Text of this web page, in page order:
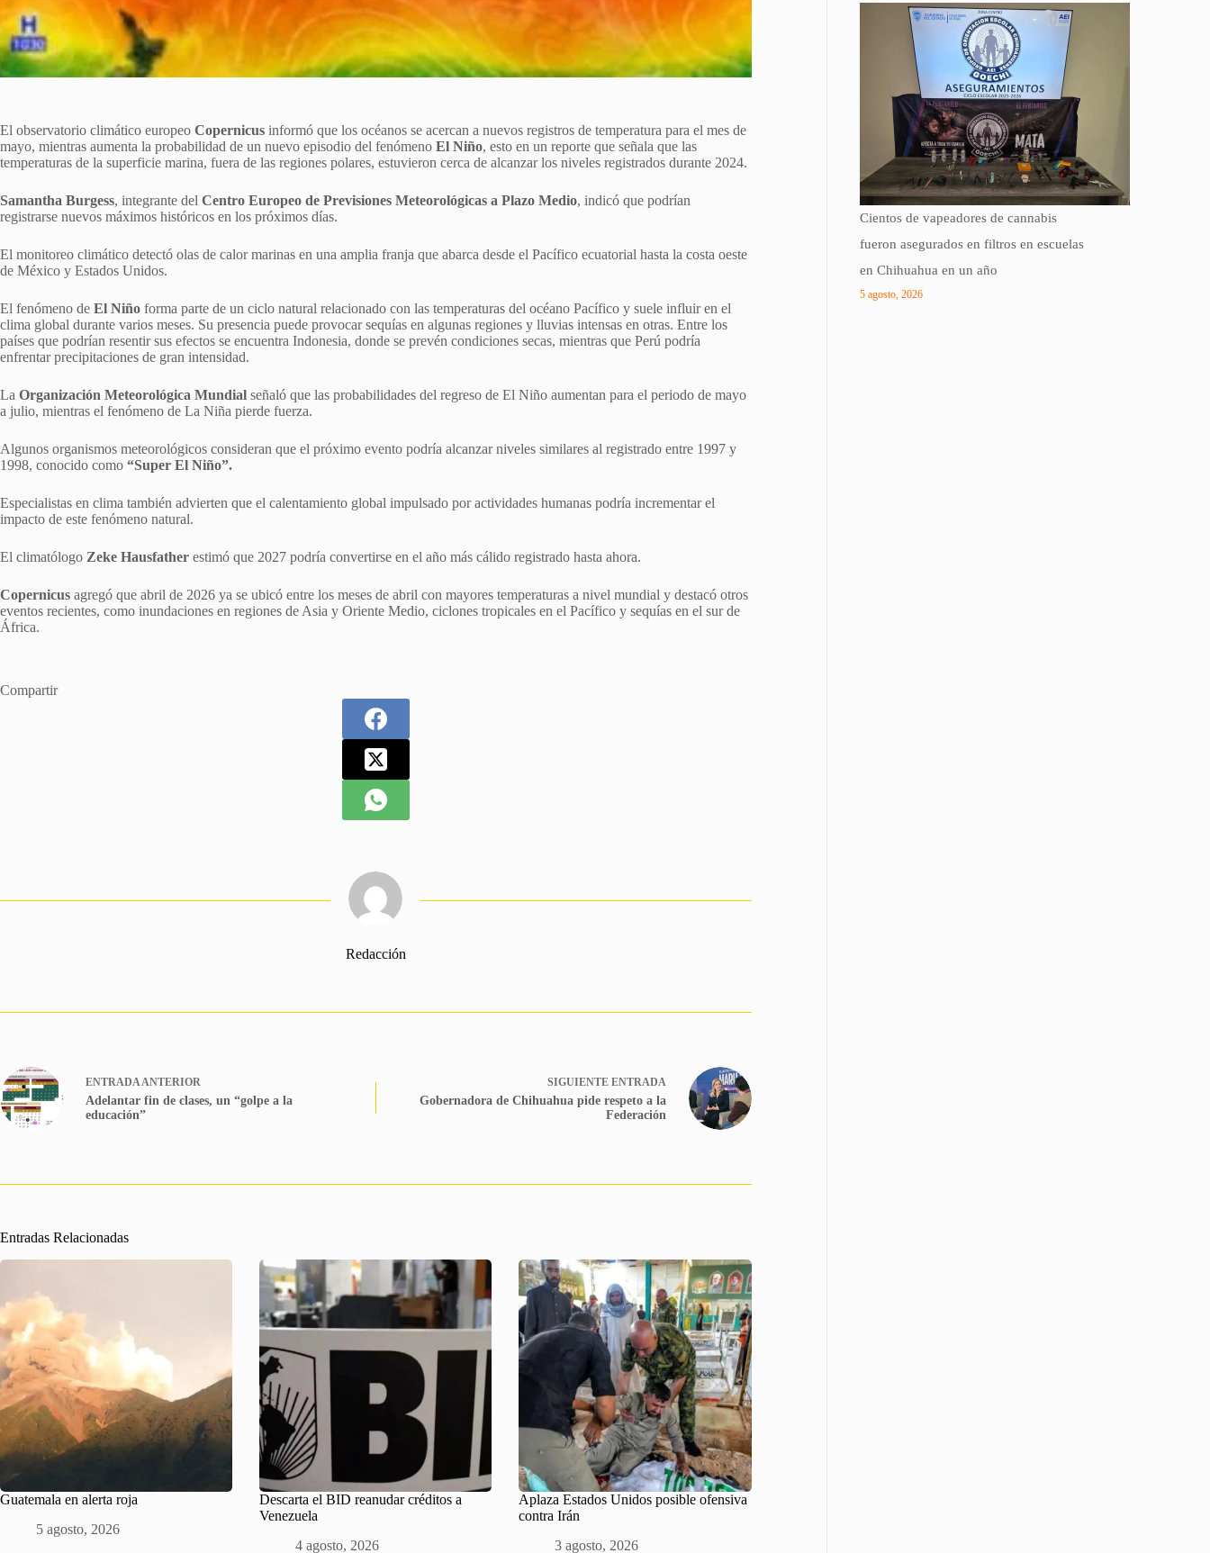
El observatorio climático europeo Copernicus informó que los océanos se acercan a nuevos registros de temperatura para el mes de
mayo, mientras aumenta la probabilidad de un nuevo episodio del fenómeno El Niño, esto en un reporte que señala que las
temperaturas de la superficie marina, fuera de las regiones polares, estuvieron cerca de alcanzar los niveles registrados durante 2024.
Samantha Burgess, integrante del Centro Europeo de Previsiones Meteorológicas a Plazo Medio, indicó que podrían
registrarse nuevos máximos históricos en los próximos días.
El monitoreo climático detectó olas de calor marinas en una amplia franja que abarca desde el Pacífico ecuatorial hasta la costa oeste
de México y Estados Unidos.
El fenómeno de El Niño forma parte de un ciclo natural relacionado con las temperaturas del océano Pacífico y suele influir en el
clima global durante varios meses. Su presencia puede provocar sequías en algunas regiones y lluvias intensas en otras. Entre los
países que podrían resentir sus efectos se encuentra Indonesia, donde se prevén condiciones secas, mientras que Perú podría
enfrentar precipitaciones de gran intensidad.
La Organización Meteorológica Mundial señaló que las probabilidades del regreso de El Niño aumentan para el periodo de mayo
a julio, mientras el fenómeno de La Niña pierde fuerza.
Algunos organismos meteorológicos consideran que el próximo evento podría alcanzar niveles similares al registrado entre 1997 y
1998, conocido como “Super El Niño”.
Especialistas en clima también advierten que el calentamiento global impulsado por actividades humanas podría incrementar el
impacto de este fenómeno natural.
El climatólogo Zeke Hausfather estimó que 2027 podría convertirse en el año más cálido registrado hasta ahora.
Copernicus agregó que abril de 2026 ya se ubicó entre los meses de abril con mayores temperaturas a nivel mundial y destacó otros
eventos recientes, como inundaciones en regiones de Asia y Oriente Medio, ciclones tropicales en el Pacífico y sequías en el sur de
África.
Compartir
Redacción
ENTRADAANTERIOR
Adelantar fin de clases, un “golpe a la
educación”
SIGUIENTE ENTRADA
Gobernadora de Chihuahua pide respeto a la
Federación
Entradas Relacionadas
Guatemala en alerta roja
5 agosto, 2026
Descarta el BID reanudar créditos a
Venezuela
4 agosto, 2026
Aplaza Estados Unidos posible ofensiva
contra Irán
3 agosto, 2026
Cientos de vapeadores de cannabis
fueron asegurados en filtros en escuelas
en Chihuahua en un año
5 agosto, 2026